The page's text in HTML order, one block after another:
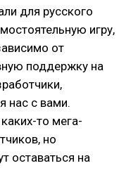
для русского
игру,
от
поддержку на
нас с вами.
то мега-
но
оставаться на